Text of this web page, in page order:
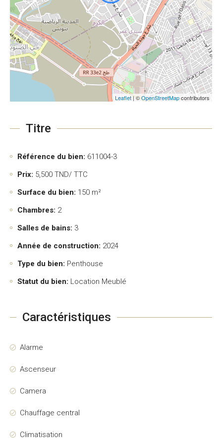
Leaflet| ©OpenStreetMapcontributors
Titre
Référence du bien: 611004-3
Prix: 5,500 TND/ TTC
Surface du bien: 150 m²
Chambres: 2
Salles de bains: 3
Année de construction: 2024
Type du bien: Penthouse
Statut du bien: Location Meublé
Caractéristiques
Alarme
Ascenseur
Camera
Chauffage central
Climatisation